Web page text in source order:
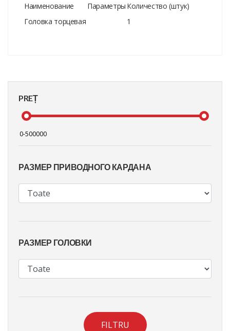
PREȚ
РАЗМЕР ПРИВОДНОГО КАРДАНА
РАЗМЕР ГОЛОВКИ
FILTRU
Наименование
Параметры Количество (штук)
Головка торцевая
1